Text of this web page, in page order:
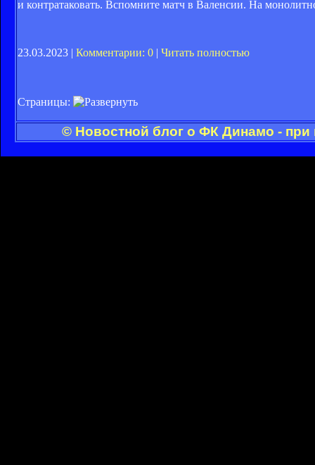
и контратаковать. Вспомните матч в Валенсии. На
23.03.2023 | Комментарии: 0 | Читать полностью
Страницы:
© Новостной блог о ФК Динамо - при